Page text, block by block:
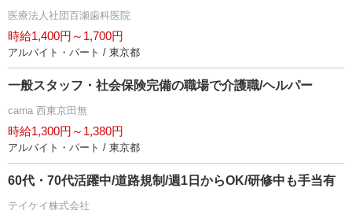
医療法人社団百瀬歯科医院
時給1,400円～1,700円
アルバイト・パート / 東京都
一般スタッフ・社会保険完備の職場で介護職/ヘルパー
carna 西東京田無
時給1,300円～1,380円
アルバイト・パート / 東京都
60代・70代活躍中/道路規制/週1日からOK/研修中も手当有
テイケイ株式会社